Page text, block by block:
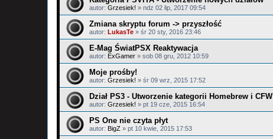
autor: Grzesiek! » ndz 02 lip, 2017 09:54
Zmiana skryptu forum -> przyszłość
autor: LukasTe » śr 20 sty, 2016 23:46
E-Mag ŚwiatPSX Reaktywacja
autor: ExGamer » sob 08 gru, 2012 10:59
Moje prośby!
autor: Grzesiek! » śr 09 wrz, 2015 17:52
Dział PS3 - Utworzenie kategorii Homebrew i CFW
autor: Grzesiek! » pt 19 cze, 2015 16:54
PS One nie czyta płyt
autor: BigZ » pt 10 kwie, 2015 17:53